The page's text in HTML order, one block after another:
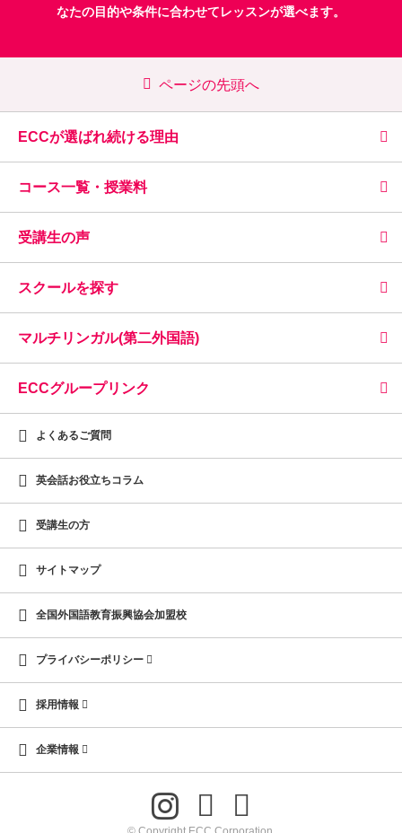
なたの目的や条件に合わせてレッスンが選べます。
ページの先頭へ
ECCが選ばれ続ける理由
コース一覧・授業料
受講生の声
スクールを探す
マルチリンガル(第二外国語)
ECCグループリンク
よくあるご質問
英会話お役立ちコラム
受講生の方
サイトマップ
全国外国語教育振興協会加盟校
プライバシーポリシー
採用情報
企業情報